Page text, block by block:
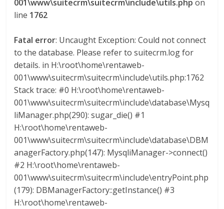
o
m
b
a
001\www\suitecrm\suitecrm\include\utils.php on
line 1762
Fatal error: Uncaught Exception: Could not connect
to the database. Please refer to suitecrm.log for
details. in H:\root\home\rentaweb-
001\www\suitecrm\suitecrm\include\utils.php:1762
Stack trace: #0 H:\root\home\rentaweb-
001\www\suitecrm\suitecrm\include\database\Mysq
liManager.php(290): sugar_die() #1
H:\root\home\rentaweb-
001\www\suitecrm\suitecrm\include\database\DBM
anagerFactory.php(147): MysqliManager->connect()
#2 H:\root\home\rentaweb-
001\www\suitecrm\suitecrm\include\entryPoint.php
(179): DBManagerFactory::getInstance() #3
H:\root\home\rentaweb-